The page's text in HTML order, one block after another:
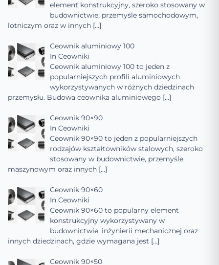
element konstrukcyjny, szeroko stosowany w
budownictwie, przemyśle samochodowym,
lotniczym oraz w innych […]
Ceownik aluminiowy 100
In Ceowniki
Ceownik aluminiowy 100 to jeden z
popularniejszych profili aluminiowych
wykorzystywanych w różnych dziedzinach
przemysłu. Budowa ceownika aluminiowego […]
Ceownik 90×90
In Ceowniki
Ceownik 90×90 to jeden z popularniejszych
rodzajów kształtowników stalowych, szeroko
stosowany w budownictwie, przemyśle
maszynowym oraz innych […]
Ceownik 90×60
In Ceowniki
Ceownik 90×60 to popularny element
konstrukcyjny wykorzystywany w
budownictwie, inżynierii mechanicznej oraz
innych dziedzinach, gdzie wymagana jest […]
Ceownik 90×50